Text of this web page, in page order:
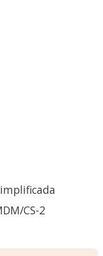
CS-2